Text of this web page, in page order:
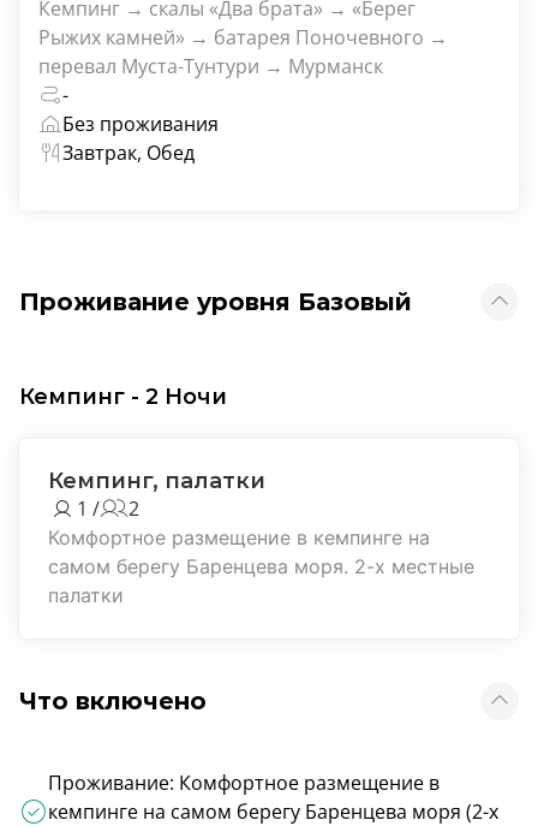
Кемпинг → скалы «Два брата» → «Берег
Рыжих камней» → батарея Поночевного →
перевал Муста-Тунтури → Мурманск
-
Без проживания
Завтрак, Обед
Проживание уровня Базовый
Кемпинг - 2 Ночи
Кемпинг, палатки
1 /
2
Комфортное размещение в кемпинге на
самом берегу Баренцева моря. 2-х местные
палатки
Что включено
Проживание: Комфортное размещение в
кемпинге на самом берегу Баренцева моря (2-х